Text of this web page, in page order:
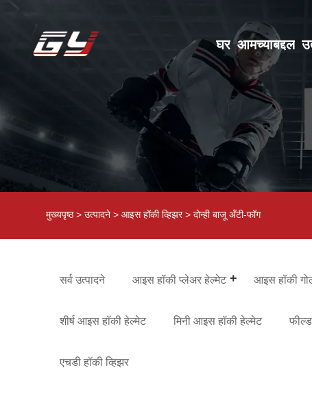
घर आमच्याबद्दल
मुख्यपृष्ठ > उत्पादने >आइस हॉकी व्हिझर> दोन्ही बाजू अँटी-फॉग
सर्व उत्पादने आइस हॉकी प्लेअर हेल्मेट आइस हॉकी
शीर्ष आइस हॉकी हेल्मेट मिनी आइस हॉकी हेल्मेट
एचडी हॉकी व्हिझर